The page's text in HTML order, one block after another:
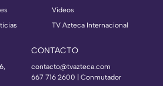
Videos
TV Azteca Internacional
CONTACTO
contacto@tvazteca.com
667 716 2600 | Conmutador